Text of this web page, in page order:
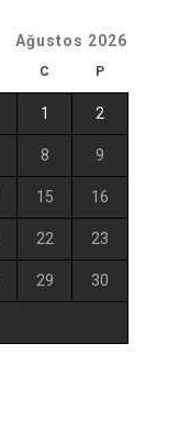
Ağustos 2026
C P
1 2
8 9
15 16
22 23
29 30